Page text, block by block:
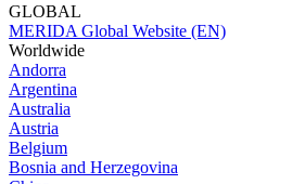
GLOBAL
MERIDA Global Website (EN)
Worldwide
Andorra
Argentina
Australia
Austria
Belgium
Bosnia and Herzegovina